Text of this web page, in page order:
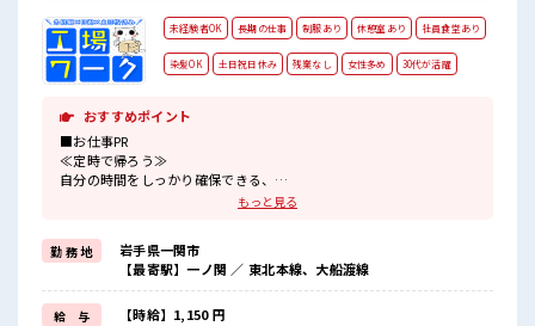
未経験者OK 長期の仕事 制服あり 休憩室あり 社員食堂あり
染髪OK 土日祝日休み 残業なし 女性多め 30代が活躍
おすすめポイント
■お仕事PR
≪定時で帰ろう≫
自分の時間をしっかり確保できる、
もちろん男性の応募もOKですよ！
≪週休2日制≫
週末は家族や友人と一緒にプライベート満喫！
≪髪色自由で自分らしく働く≫
明るすぎたり奇抜でなければ基本的に自由！
もっと見る
勤 務 地
岩手県一関市
【最寄駅】一ノ関 ／ 東北本線、大船渡線
給 与 【時給】1,150 円